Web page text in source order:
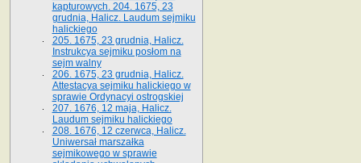
kapturowych. 204. 1675, 23
grudnia, Halicz. Laudum sejmiku
halickiego
205. 1675, 23 grudnia, Halicz.
Instrukcya sejmiku posłom na
sejm walny
206. 1675, 23 grudnia, Halicz.
Attestacya sejmiku halickiego w
sprawie Ordynacyi ostrogskiej
207. 1676, 12 maja, Halicz.
Laudum sejmiku halickiego
208. 1676, 12 czerwca, Halicz.
Uniwersał marszałka
sejmikowego w sprawie